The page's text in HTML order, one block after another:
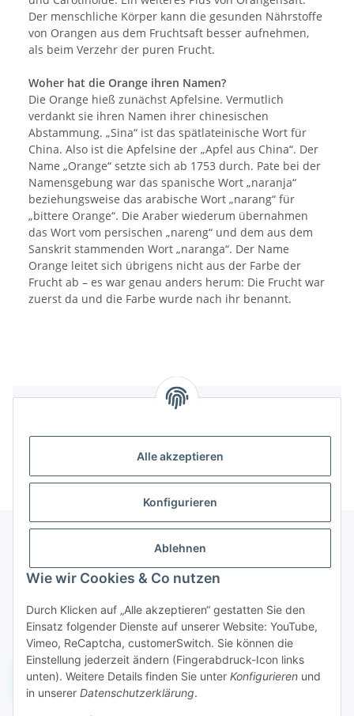
Alle akzeptieren
Konfigurieren
Ablehnen
Wie wir Cookies & Co nutzen
Durch Klicken auf „Alle akzeptieren“ gestatten Sie den
Einsatz folgender Dienste auf unserer Website: YouTube,
Vimeo, ReCaptcha, customerSwitch. Sie können die
Einstellung jederzeit ändern (Fingerabdruck-Icon links
unten). Weitere Details finden Sie unter Konfigurieren und
in unserer Datenschutzerklärung.
Der menschliche Körper kann die gesunden Nährstoffe
von Orangen aus dem Fruchtsaft besser aufnehmen,
als beim Verzehr der puren Frucht.
Woher hat die Orange ihren Namen?
Die Orange hieß zunächst Apfelsine. Vermutlich
verdankt sie ihren Namen ihrer chinesischen
Abstammung. „Sina“ ist das spätlateinische Wort für
China. Also ist die Apfelsine der „Apfel aus China“. Der
Name „Orange“ setzte sich ab 1753 durch. Pate bei der
Namensgebung war das spanische Wort „naranja“
beziehungsweise das arabische Wort „narang“ für
„bittere Orange“. Die Araber wiederum übernahmen
das Wort vom persischen „nareng“ und dem aus dem
Sanskrit stammenden Wort „naranga“. Der Name
Orange leitet sich übrigens nicht aus der Farbe der
Frucht ab – es war genau anders herum: Die Frucht war
zuerst da und die Farbe wurde nach ihr benannt.
Informationen
Gesetzliche Informationen
Widerruf einreichen